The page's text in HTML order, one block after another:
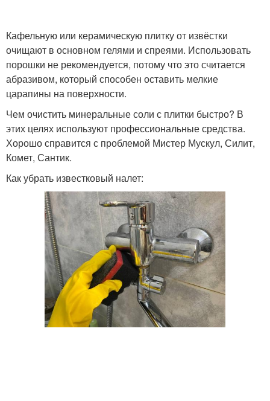
Кафельную или керамическую плитку от извёстки
очищают в основном гелями и спреями. Использовать
порошки не рекомендуется, потому что это считается
абразивом, который способен оставить мелкие
царапины на поверхности.
Чем очистить минеральные соли с плитки быстро? В
этих целях используют профессиональные средства.
Хорошо справится с проблемой Мистер Мускул, Силит,
Комет, Сантик.
Как убрать известковый налет: